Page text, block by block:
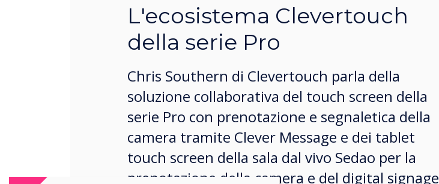
L'ecosistema Clevertouch
della serie Pro
Chris Southern di Clevertouch parla della
soluzione collaborativa del touch screen della
serie Pro con prenotazione e segnaletica della
camera tramite Clever Message e dei tablet
touch screen della sala dal vivo Sedao per la
prenotazione della camera e del digital signage